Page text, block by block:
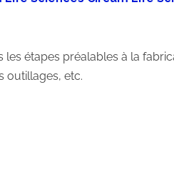
étapes préalables à la
outillages, etc.